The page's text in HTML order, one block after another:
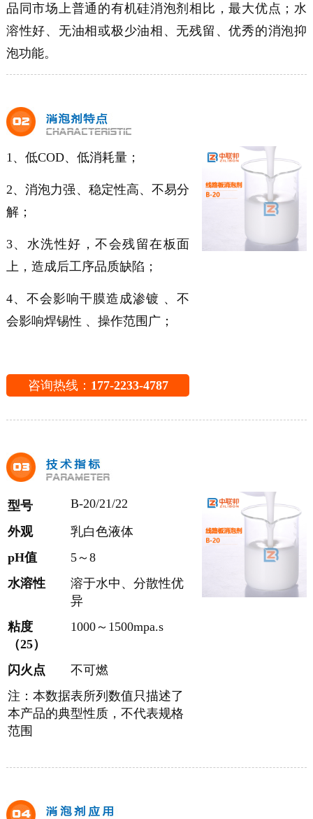
品同市场上普通的有机硅消泡剂相比，最大优点；水
溶性好、无油相或极少油相、无残留、优秀的消泡抑
泡功能。
1、低COD、低消耗量；
2、消泡力强、稳定性高、不易分
解；
3、水洗性好，不会残留在板面
上，造成后工序品质缺陷；
4、不会影响干膜造成渗镀 、不
会影响焊锡性 、操作范围广；
咨询热线： 177-2233-4787
型号
B-20/21/22
外观
乳白色液体
pH值
5～8
水溶性
溶于水中、分散性优
异
粘度
（25）
1000～1500mpa.s
闪火点
不可燃
注：本数据表所列数值只描述了
本产品的典型性质，不代表规格
范围